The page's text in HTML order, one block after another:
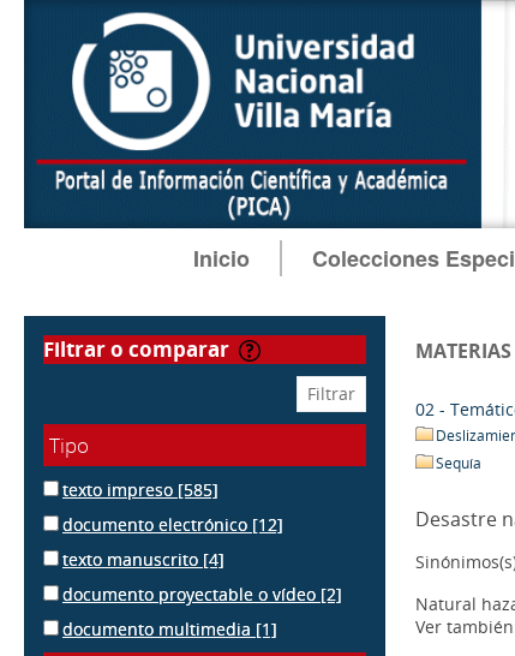
Inicio Colecciones
filtrar o comparar
Tipo
texto impreso [585]
documento electrónico [12]
texto manuscrito [4]
documento proyectable o vídeo [2]
documento multimedia [1]
MATERIAS
02 -
Sequía
Desastre
Natural
Ver